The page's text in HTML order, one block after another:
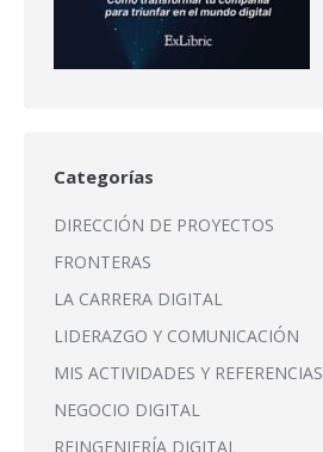
Categorías
DIRECCIÓN DE PROYECTOS
FRONTERAS
LA CARRERA DIGITAL
LIDERAZGO Y COMUNICACIÓN
MIS ACTIVIDADES Y REFERENCIAS
NEGOCIO DIGITAL
REINGENIERÍA DIGITAL